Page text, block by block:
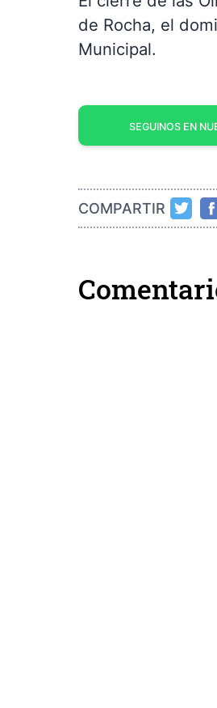
de Rocha, el
Municipal.
SEGUINOS EN
COMPARTIR